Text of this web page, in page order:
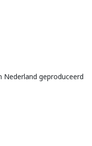
Nederland geproduceerd